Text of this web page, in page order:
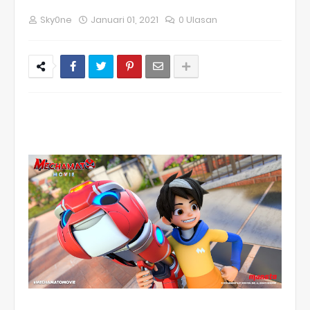
Sky0ne Januari 01, 2021 0 Ulasan